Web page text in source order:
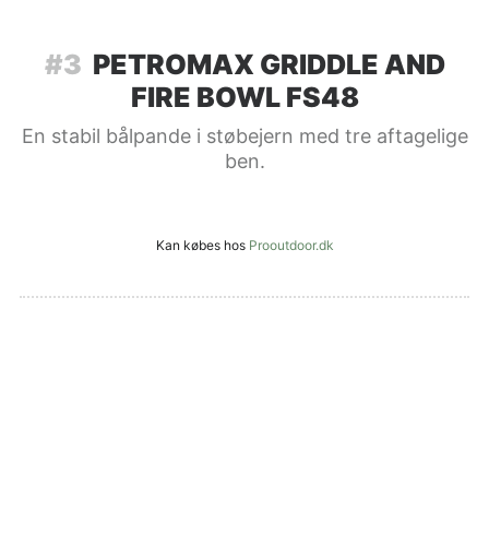
#3 PETROMAX GRIDDLE AND
FIRE BOWL FS48
En stabil bålpande i støbejern med tre aftagelige
ben.
Kan købes hos Prooutdoor.dk